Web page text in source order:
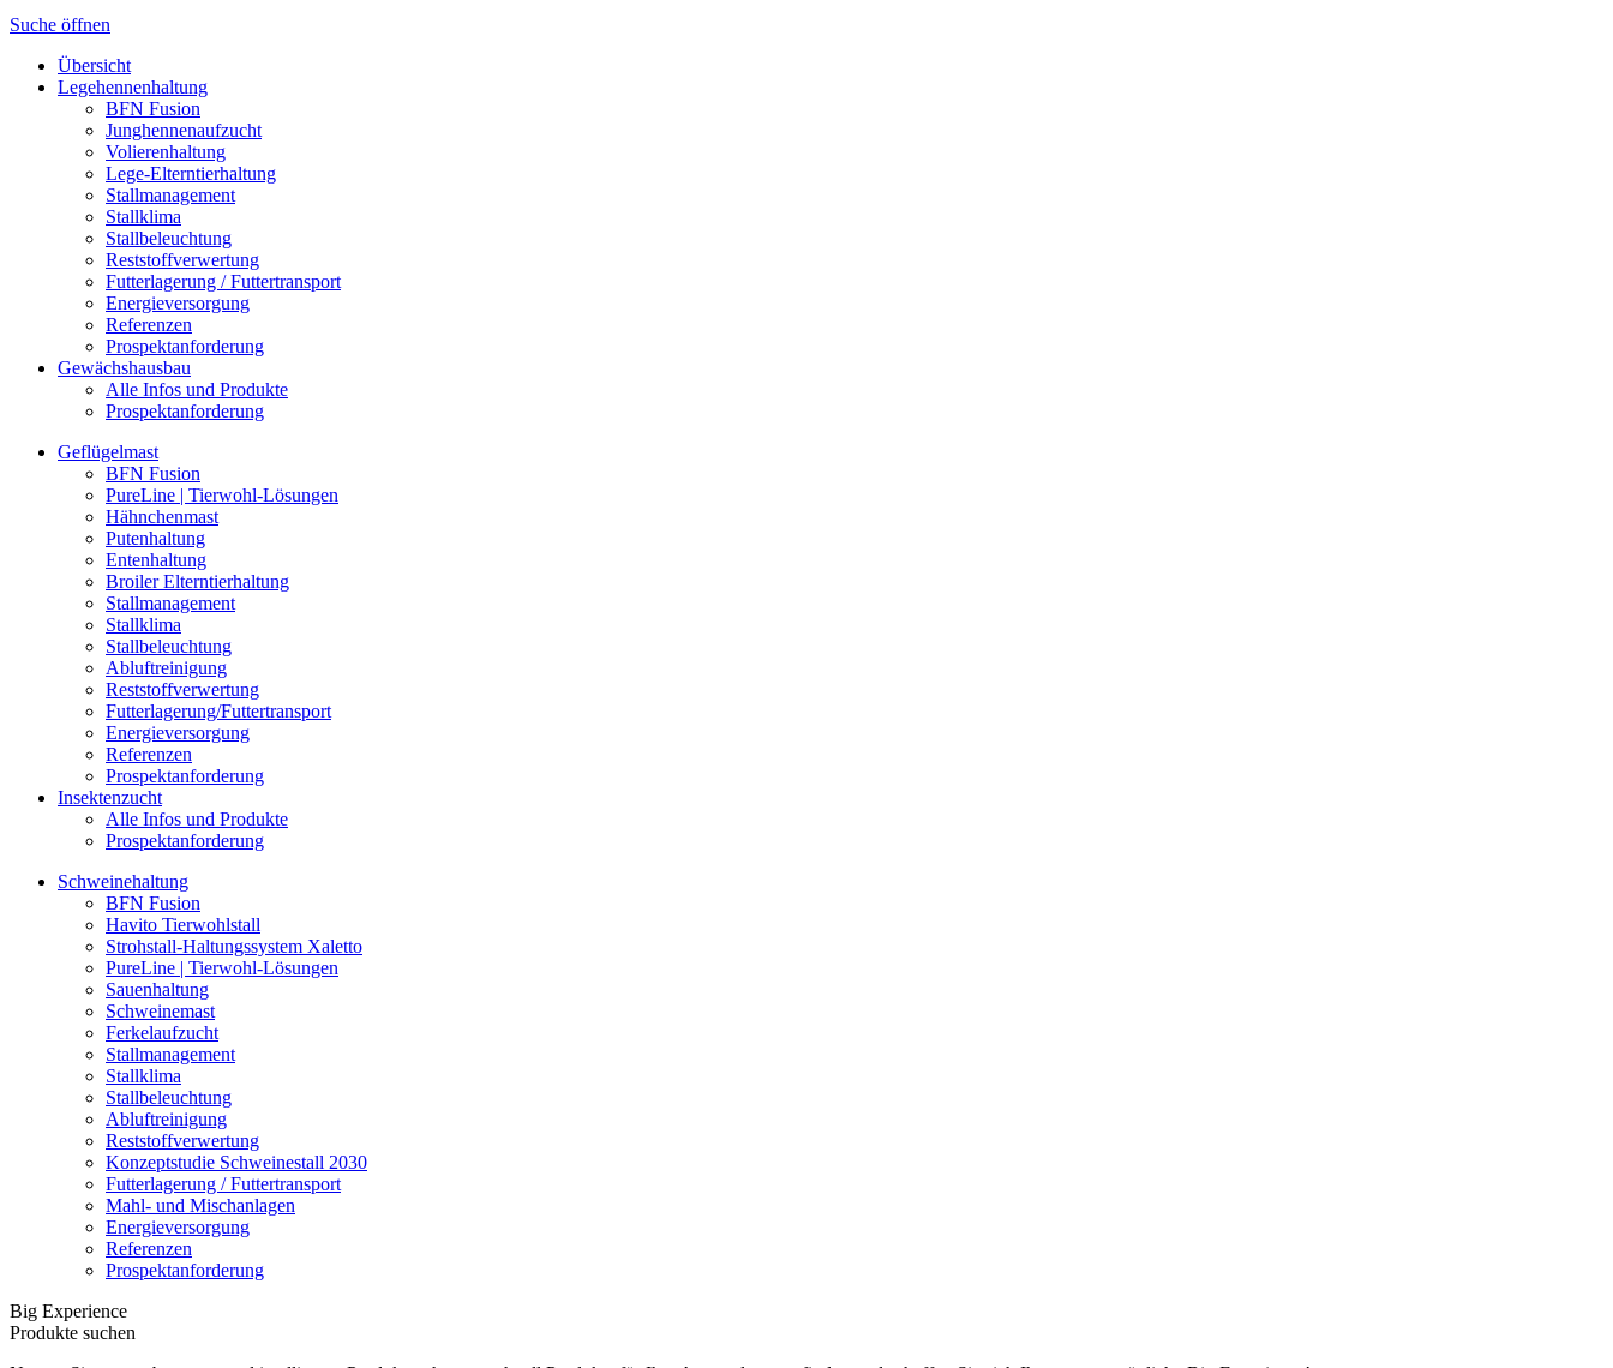
Suche öffnen
Übersicht
Legehennenhaltung
BFN Fusion
Junghennenaufzucht
Volierenhaltung
Lege-Elterntierhaltung
Stallmanagement
Stallklima
Stallbeleuchtung
Reststoffverwertung
Futterlagerung / Futtertransport
Energieversorgung
Referenzen
Prospektanforderung
Gewächshausbau
Alle Infos und Produkte
Prospektanforderung
Geflügelmast
BFN Fusion
PureLine | Tierwohl-Lösungen
Hähnchenmast
Putenhaltung
Entenhaltung
Broiler Elterntierhaltung
Stallmanagement
Stallklima
Stallbeleuchtung
Abluftreinigung
Reststoffverwertung
Futterlagerung/Futtertransport
Energieversorgung
Referenzen
Prospektanforderung
Insektenzucht
Alle Infos und Produkte
Prospektanforderung
Schweinehaltung
BFN Fusion
Havito Tierwohlstall
Strohstall-Haltungssystem Xaletto
PureLine | Tierwohl-Lösungen
Sauenhaltung
Schweinemast
Ferkelaufzucht
Stallmanagement
Stallklima
Stallbeleuchtung
Abluftreinigung
Reststoffverwertung
Konzeptstudie Schweinestall 2030
Futterlagerung / Futtertransport
Mahl- und Mischanlagen
Energieversorgung
Referenzen
Prospektanforderung
Big Experience
Produkte suchen